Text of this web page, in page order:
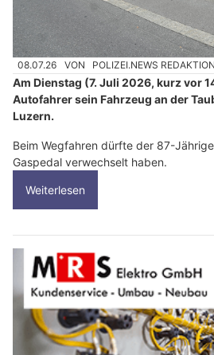
08.07.26 VON POLIZEI.NEWS REDAKTION
Am Dienstag (7. Juli 2026, kurz vor
Autofahrer sein Fahrzeug an der
Luzern.
Beim Wegfahren dürfte der 87-
Gaspedal verwechselt haben.
Weiterlesen